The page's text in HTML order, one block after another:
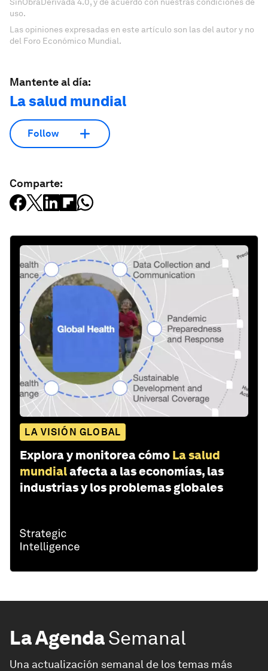
uso.
Las opiniones expresadas en este artículo son las del autor y no
del Foro Económico Mundial.
Mantente al día:
La salud mundial
Follow
Comparte:
LA VISIÓN GLOBAL
Explora y monitorea cómo La salud
mundialafecta a las economías, las
industrias y los problemas globales
La AgendaSemanal
Una actualización semanal de los temas más